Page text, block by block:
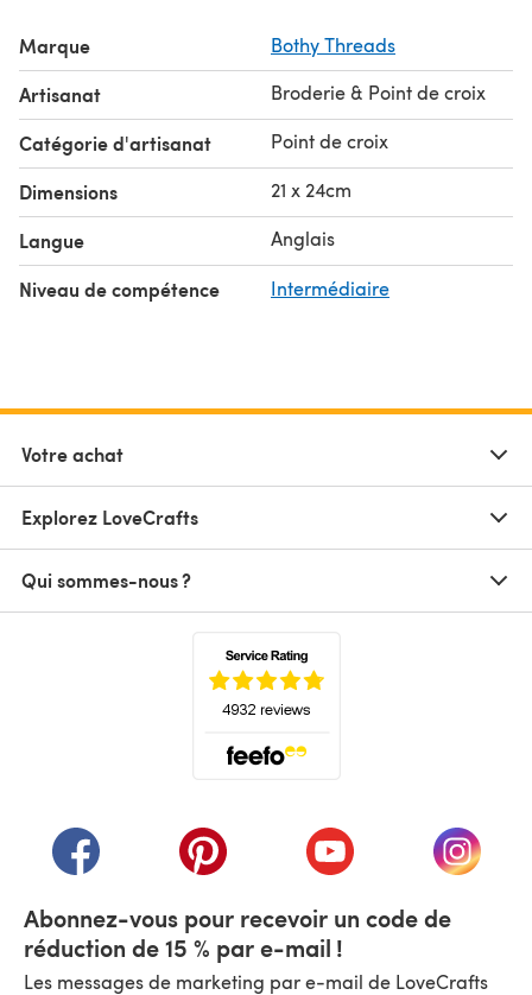
Marque Bothy Threads
Artisanat Broderie & Point de croix
Catégorie d'artisanat Point de croix
Dimensions 21 x 24cm
Langue Anglais
Niveau de compétence Intermédiaire
Votre achat
Explorez LoveCrafts
Qui sommes-nous ?
(s'ouvre dans un nouvel onglet)
(s'ouvre dans un nouvel onglet)
(s'ouvre dans un(s'ouvre
Abonnez-vous pour recevoir un code de
réduction de 15 % par e-mail !
Les messages de marketing par e-mail de LoveCrafts